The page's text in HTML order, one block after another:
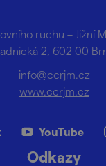
ruchu – Jižní
2, 602 00
info@ccrjm.cz
www.ccrjm.cz
YouTube
Odkazy